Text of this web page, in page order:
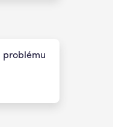
problému